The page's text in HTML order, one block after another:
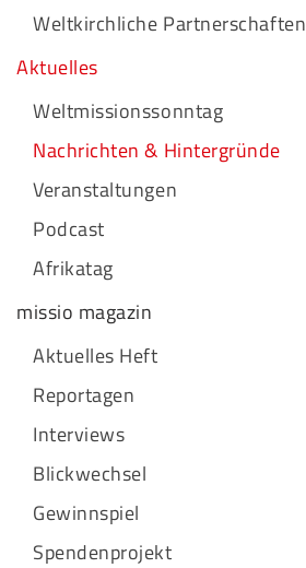
Weltkirchliche Partnerschaften
Aktuelles
Weltmissionssonntag
Nachrichten & Hintergründe
Veranstaltungen
Podcast
Afrikatag
missio magazin
Aktuelles Heft
Reportagen
Interviews
Blickwechsel
Gewinnspiel
Spendenprojekt